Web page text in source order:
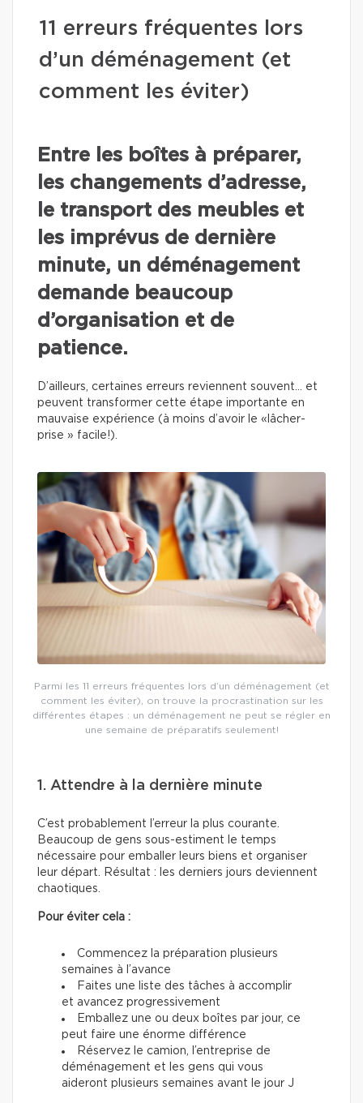
11 erreurs fréquentes lors
d’un déménagement (et
comment les éviter)
Entre les boîtes à préparer,
les changements d’adresse,
le transport des meubles et
les imprévus de dernière
minute, un déménagement
demande beaucoup
d’organisation et de
patience.
D’ailleurs, certaines erreurs reviennent souvent… et
peuvent transformer cette étape importante en
mauvaise expérience (à moins d’avoir le «lâcher-
prise » facile!).
Parmi les 11 erreurs fréquentes lors d’un déménagement (et
comment les éviter), on trouve la procrastination sur les
différentes étapes : un déménagement ne peut se régler en
une semaine de préparatifs seulement!
1. Attendre à la dernière minute
C’est probablement l’erreur la plus courante.
Beaucoup de gens sous-estiment le temps
nécessaire pour emballer leurs biens et organiser
leur départ. Résultat : les derniers jours deviennent
chaotiques.
Pour éviter cela :
Commencez la préparation plusieurs
semaines à l’avance
Faites une liste des tâches à accomplir
et avancez progressivement
Emballez une ou deux boîtes par jour, ce
peut faire une énorme différence
Réservez le camion, l’entreprise de
déménagement et les gens qui vous
aideront plusieurs semaines avant le jour J